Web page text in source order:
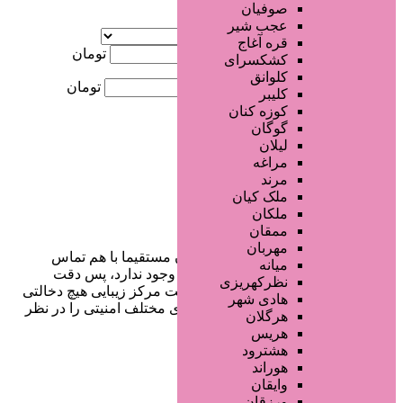
صوفیان
عجب شیر
قره آغاج
کشکسرای
کلوانق
کلیبر
کوزه کنان
گوگان
لیلان
مراغه
مرند
ملک کیان
ملکان
ممقان
مهربان
میانه
نظرکهریزی
هادی شهر
هرگلان
هریس
هشترود
هوراند
وایقان
کمترین قیمت
تومان
بیشترین قیمت تومان
در سایت تبلیغاتی مرکز زیبایی کاربران مستقیما با هم تماس
می‌گیرند و هیچ واسطه‌ای در این میان وجود ندارد، پس دقت
فرمایید که در خرید و فروشِ شما سایت مرکز زیبایی هیچ دخالتی
نداشته و کاربران باید خودشان جنبه‌های مختلف امنیتی را در نظر
دسترسی سریع